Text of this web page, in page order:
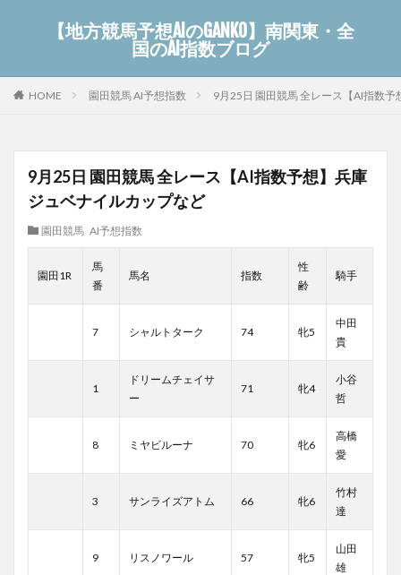
【地方競馬予想AIのGANKO】南関東・全
国のAI指数ブログ
HOME 園田競馬 AI予想指数 9月25日 園田競馬 全レース【AI指数
9月25日 園田競馬 全レース【AI指数予想】兵庫
ジュベナイルカップなど
園田競馬 AI予想指数
園田1R
馬
番
馬名 指数
性
齢
騎手
7 シャルトターク 74 牝5
中田
貴
1
ドリームチェイサ
ー
71 牝4
小谷
哲
8 ミヤビルーナ 70 牝6
高橋
愛
3 サンライズアトム 66 牝6
竹村
達
9 リスノワール 57 牝5
山田
雄